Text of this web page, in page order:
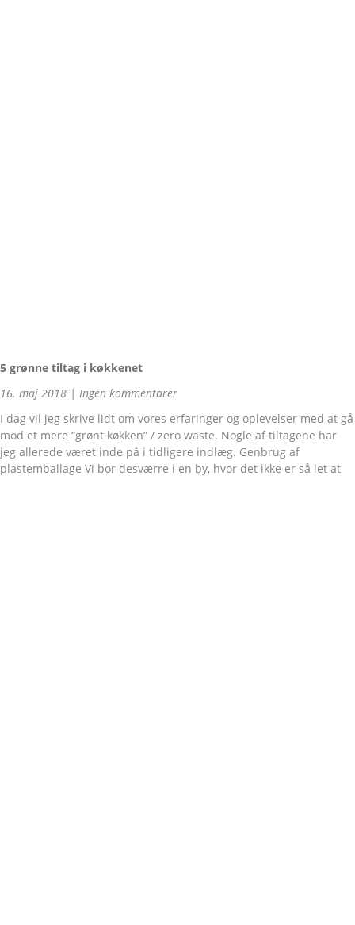
5 grønne tiltag i køkkenet
16. maj 2018
Ingen kommentarer
I dag vil jeg skrive lidt om vores erfaringer og oplevelser med at gå
mod et mere “grønt køkken” / zero waste. Nogle af tiltagene har
jeg allerede været inde på i tidligere indlæg. Genbrug af
plastemballage Vi bor desværre i en by, hvor det ikke er så let at